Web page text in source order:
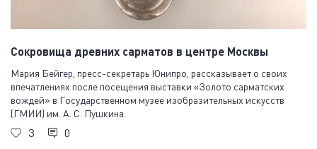
Сокровища древних сарматов в центре Москвы
Мария Бейгер, пресс-секретарь Юнипро, рассказывает о своих
впечатлениях после посещения выставки «Золото сарматских
вождей» в Государственном музее изобразительных искусств
(ГМИИ) им. А. С. Пушкина.
3 0